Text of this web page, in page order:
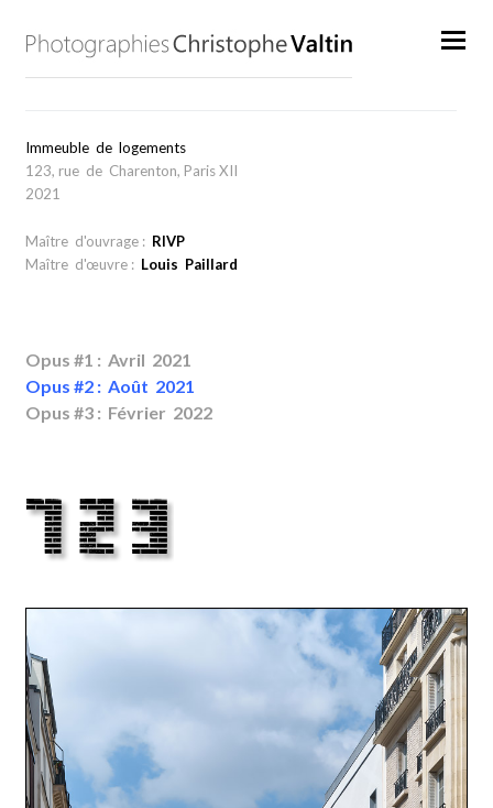
Immeuble de logements
123, rue de Charenton, Paris XII
2021
Maître d'ouvrage : RIVP
Maître d'œuvre : Louis Paillard
Opus #1 : Avril 2021
Opus #2 : Août 2021
Opus #3 : Février 2022